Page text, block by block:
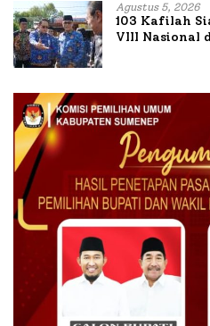
Agustus 5, 2026
103 Kafilah
VIII Nasional